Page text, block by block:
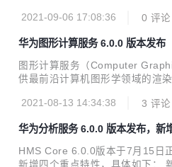
板可视化呈现的两个数据：车型
强势来袭，为各行业数据驱动运
行业报告，并提供配套埋点模板
决。 受众群体支持同步至华为应
加精准。 事件归因分析支持事件
入能力，支持按需导入自定义用
2021-09-06 17:08:36 0 评论
华为图形计算服务 6.0.0 版本发布
图形计算服务（Computer
供最前沿计算机图形学领域的渲
开发者创造最佳体验产品。 华为
的重负载环境下3D渲染； 新增骨
色的动作更真实； 新增流体插件
新增体积雾插件，提供逼真、高
2021-08-13 14:34:38 3 评论
华为分析服务 6.0.0 版本发布，新
HMS Core 6.0.0版本于7月15日
新增四个重点特性，具体如下：